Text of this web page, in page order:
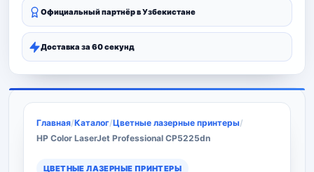
Официальный партнёр в Узбекистане
Доставка за 60 секунд
Главная/Каталог/Цветные лазерные принтеры/
HP Color LaserJet Professional CP5225dn
ЦВЕТНЫЕ ЛАЗЕРНЫЕ ПРИНТЕРЫ